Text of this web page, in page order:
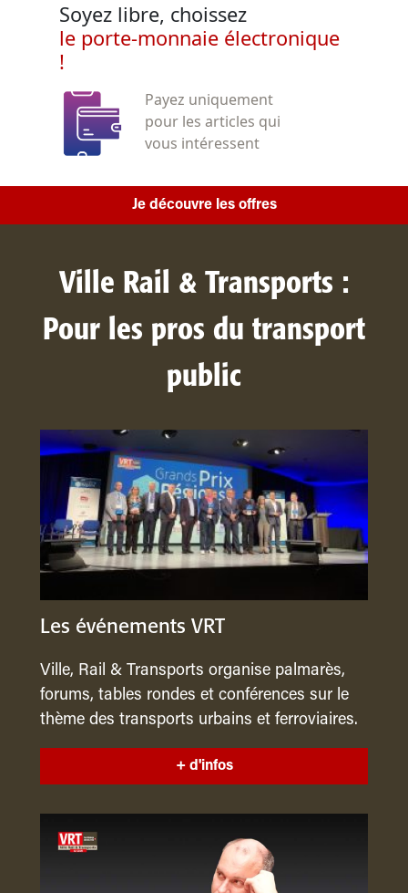
Soyez libre, choissez
le porte-monnaie électronique
!
Payez uniquement
pour les articles qui
vous intéressent
Je découvre les offres
Ville Rail & Transports :
Pour les pros du transport
public
Les événements VRT
Ville, Rail & Transports organise palmarès,
forums, tables rondes et conférences sur le
thème des transports urbains et ferroviaires.
+ d'infos